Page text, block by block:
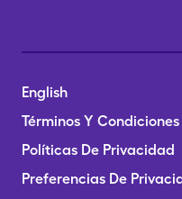
English
Términos Y Condiciones
Políticas De Privacidad
Preferencias De